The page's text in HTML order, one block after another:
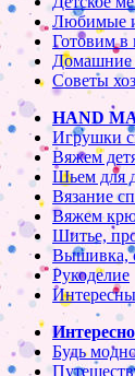
Любимые
Готовим в
Домашние
Советы
HAND
Игрушки
Вяжем
Шьем для
Вязание
Вяжем
Шитье,
Вышивка,
Рукоделие
Будь